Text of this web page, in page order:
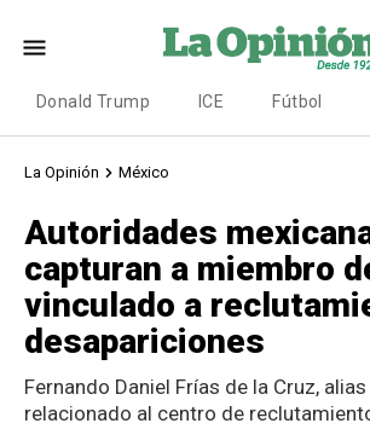
Donald Trump ICE Fútbol
La Opinión México
Autoridades
capturan a miembro
vinculado a
desapariciones
Fernando Daniel Frías de la Cruz, alias
relacionado al centro de